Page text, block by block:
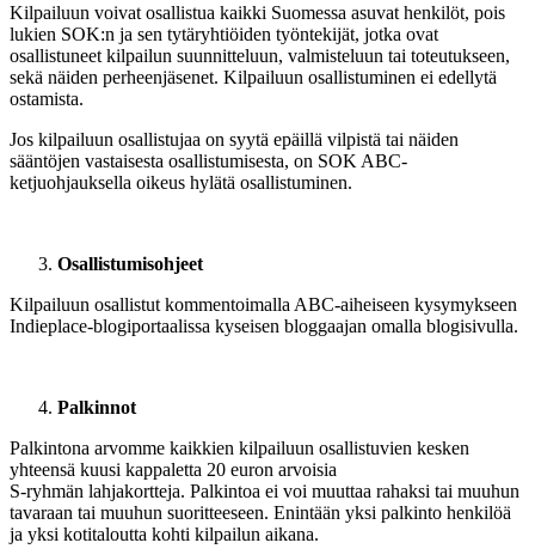
Kilpailuun voivat osallistua kaikki Suomessa asuvat henkilöt, pois
lukien SOK:n ja sen tytäryhtiöiden työntekijät, jotka ovat
osallistuneet kilpailun suunnitteluun, valmisteluun tai toteutukseen,
sekä näiden perheenjäsenet. Kilpailuun osallistuminen ei edellytä
ostamista.
Jos kilpailuun osallistujaa on syytä epäillä vilpistä tai näiden
sääntöjen vastaisesta osallistumisesta, on SOK ABC-
ketjuohjauksella oikeus hylätä osallistuminen.
Osallistumisohjeet
Kilpailuun osallistut kommentoimalla ABC-aiheiseen kysymykseen
Indieplace-blogiportaalissa kyseisen bloggaajan omalla blogisivulla.
Palkinnot
Palkintona arvomme kaikkien kilpailuun osallistuvien kesken
yhteensä kuusi kappaletta 20 euron arvoisia
S-ryhmän lahjakortteja. Palkintoa ei voi muuttaa rahaksi tai muuhun
tavaraan tai muuhun suoritteeseen. Enintään yksi palkinto henkilöä
ja yksi kotitaloutta kohti kilpailun aikana.